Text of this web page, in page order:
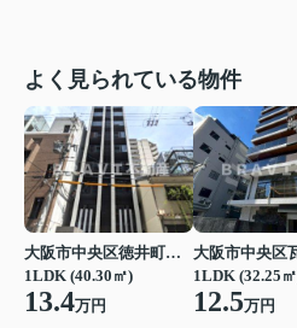
よく見られている物件
大阪市中央区徳井町２丁目
1LDK (40.30㎡)
13.4万円
1LDK (32.25
12.5万円